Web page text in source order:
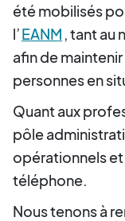
été mobilisés
l’EANM , tant
afin de
personnes en
Quant aux
pôle
opérationnels
téléphone.
Nous tenons à